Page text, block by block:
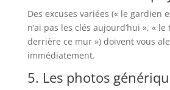
Des excuses variées (« le gardien
n’ai pas les clés aujourd’hui », «
derrière ce mur ») doivent vous
immédiatement.
5. Les photos